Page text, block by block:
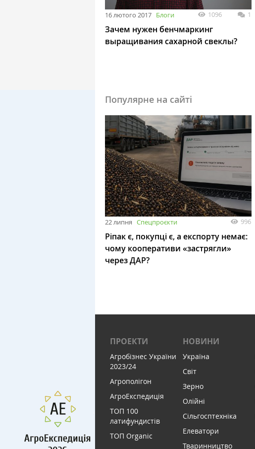
16 лютого 2017 Блоги 1096 1
Зачем нужен бенчмаркинг
выращивания сахарной свеклы?
Популярне на сайті
22 липня Спецпроєкти 996
Ріпак є, покупці є, а експорту немає:
чому кооперативи «застрягли»
через ДАР?
ПРОЕКТИ
Агробізнес України
2023/24
Агрополігон
АгроЕкспедиція
ТОП 100
латифундистів
ТОП Organic
НОВИНИ
Україна
Світ
Зерно
Олійні
Сільгосптехніка
Елеватори
Тваринництво